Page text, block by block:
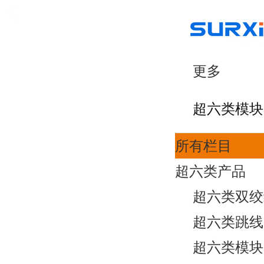
更多
超六类模块
所有栏目
超六类产品
超六类双
超六类跳线
超六类模块